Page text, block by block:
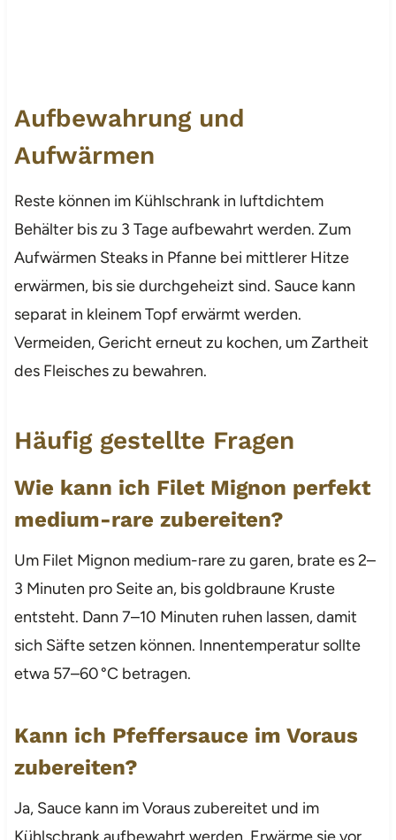
Aufbewahrung und
Aufwärmen
Reste können im Kühlschrank in luftdichtem
Behälter bis zu 3 Tage aufbewahrt werden. Zum
Aufwärmen Steaks in Pfanne bei mittlerer Hitze
erwärmen, bis sie durchgeheizt sind. Sauce kann
separat in kleinem Topf erwärmt werden.
Vermeiden, Gericht erneut zu kochen, um Zartheit
des Fleisches zu bewahren.
Häufig gestellte Fragen
Wie kann ich Filet Mignon perfekt
medium-rare zubereiten?
Um Filet Mignon medium-rare zu garen, brate es 2–
3 Minuten pro Seite an, bis goldbraune Kruste
entsteht. Dann 7–10 Minuten ruhen lassen, damit
sich Säfte setzen können. Innentemperatur sollte
etwa 57–60 °C betragen.
Kann ich Pfeffersauce im Voraus
zubereiten?
Ja, Sauce kann im Voraus zubereitet und im